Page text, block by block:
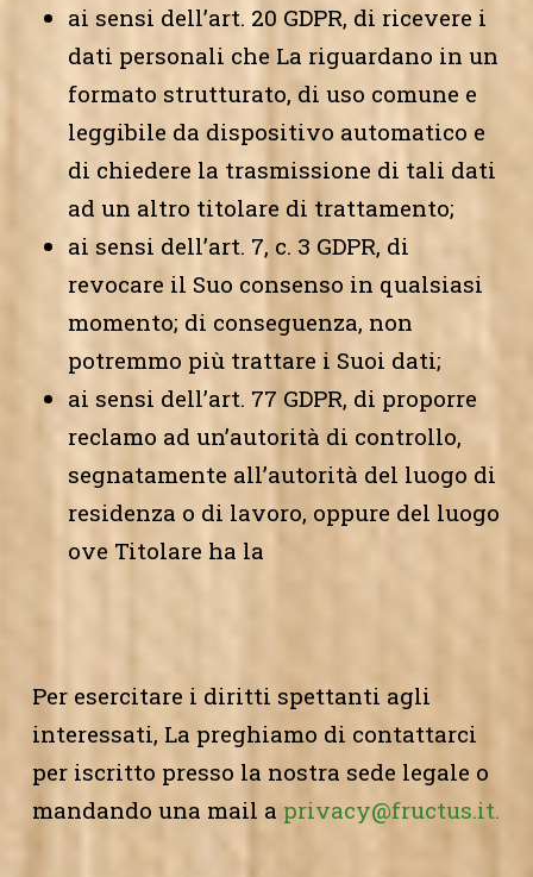
ai sensi dell’art. 20 GDPR, di ricevere i
dati personali che La riguardano in un
formato strutturato, di uso comune e
leggibile da dispositivo automatico e
di chiedere la trasmissione di tali dati
ad un altro titolare di trattamento;
ai sensi dell’art. 7, c. 3 GDPR, di
revocare il Suo consenso in qualsiasi
momento; di conseguenza, non
potremmo più trattare i Suoi dati;
ai sensi dell’art. 77 GDPR, di proporre
reclamo ad un’autorità di controllo,
segnatamente all’autorità del luogo di
residenza o di lavoro, oppure del luogo
ove Titolare ha la
Per esercitare i diritti spettanti agli
interessati, La preghiamo di contattarci
per iscritto presso la nostra sede legale o
mandando una mail a privacy@fructus.it.